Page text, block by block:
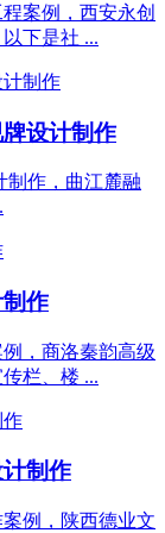
案例，西安永创
下是社 ...
设计制作
制作，曲江麓融
作
，商洛秦韵高级
栏、楼 ...
制作
例，陕西德业文